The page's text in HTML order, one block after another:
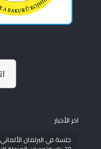
اخر الأخبار
جلسة في البرلمان